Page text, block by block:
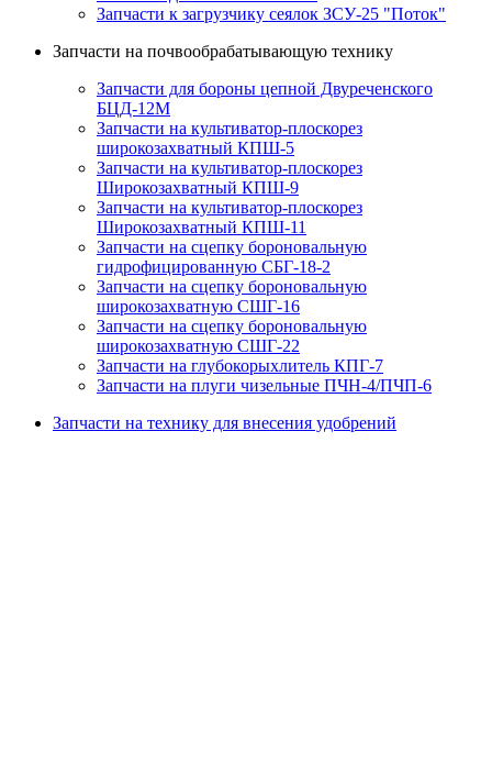
Запчасти к загрузчику сеялок ЗСУ-25 "Поток"
Запчасти на почвообрабатывающую технику
Запчасти для бороны цепной Двуреченского
БЦД-12М
Запчасти на культиватор-плоскорез
широкозахватный КПШ-5
Запчасти на культиватор-плоскорез
Широкозахватный КПШ-9
Запчасти на культиватор-плоскорез
Широкозахватный КПШ-11
Запчасти на сцепку бороновальную
гидрофицированную СБГ-18-2
Запчасти на сцепку бороновальную
широкозахватную СШГ-16
Запчасти на сцепку бороновальную
широкозахватную СШГ-22
Запчасти на глубокорыхлитель КПГ-7
Запчасти на плуги чизельные ПЧН-4/ПЧП-6
Запчасти на технику для внесения удобрений